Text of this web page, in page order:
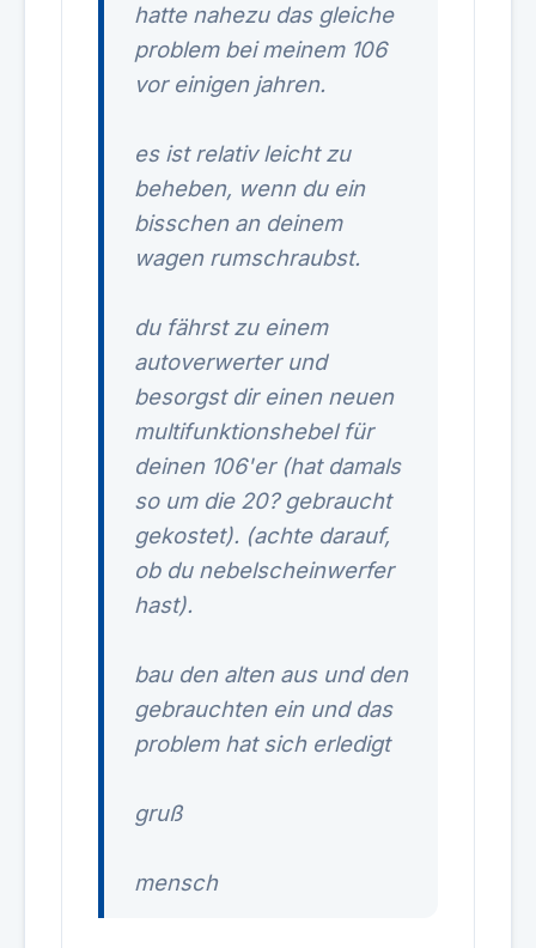
hatte nahezu das gleiche
problem bei meinem 106
vor einigen jahren.
es ist relativ leicht zu
beheben, wenn du ein
bisschen an deinem
wagen rumschraubst.
du fährst zu einem
autoverwerter und
besorgst dir einen neuen
multifunktionshebel für
deinen 106'er (hat damals
so um die 20? gebraucht
gekostet). (achte darauf,
ob du nebelscheinwerfer
hast).
bau den alten aus und den
gebrauchten ein und das
problem hat sich erledigt
gruß
mensch